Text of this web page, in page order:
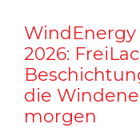
2026:
die
morgen